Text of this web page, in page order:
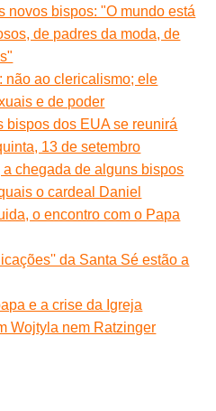
novos bispos: "O mundo está
de padres da moda, de
não ao clericalismo; ele
e de poder
bispos dos EUA se reunirá
13 de setembro
chegada de alguns bispos
o cardeal Daniel
o encontro com o Papa
da Santa Sé estão a
e a crise da Igreja
Wojtyla nem Ratzinger